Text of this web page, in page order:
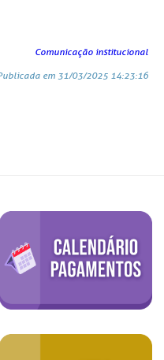
Comunicação institucional
em 31/03/2025 14:23:16